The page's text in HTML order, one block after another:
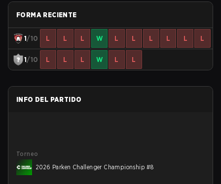
FORMA RECIENTE
1/10 L L L W L L L L L L
1/10 L L L W L L
INFO DEL PARTIDO
Torneo
2026 Parken Challenger Championship #8